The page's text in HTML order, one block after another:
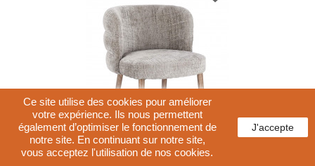
Ce site utilise des cookies pour améliorer
votre expérience. Ils nous permettent
également d’optimiser le fonctionnement de
notre site. En continuant sur notre site,
vous acceptez l'utilisation de nos cookies.
J'accepte